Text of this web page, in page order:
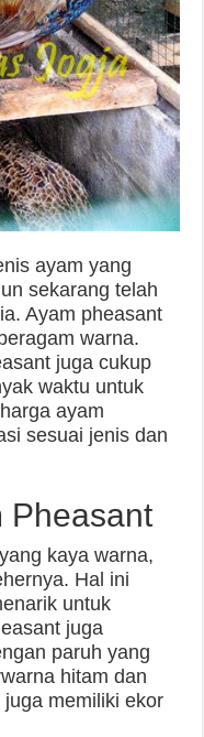
ayam yang
sekarang telah
Ayam pheasant
warna.
juga cukup
waktu untuk
ayam
sesuai jenis dan
Pheasant
kaya warna,
Hal ini
untuk
juga
paruh yang
hitam dan
memiliki ekor